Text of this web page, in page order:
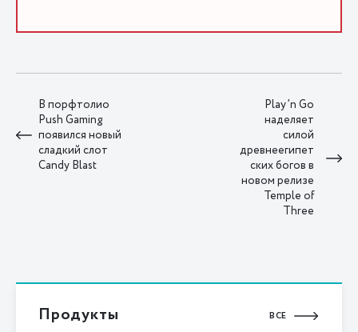
В порфтолио
Push Gaming
появился новый
сладкий слот
Candy Blast
Play’n Go
наделяет
силой
древнеегипет
ских богов в
новом релизе
Temple of
Three
Продукты ВСЕ